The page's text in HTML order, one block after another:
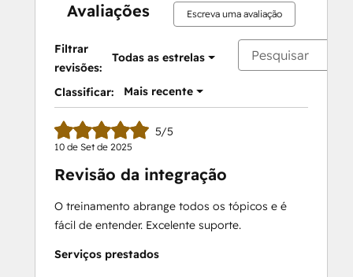
Avaliações Escreva uma avaliação
Filtrar
revisões:
Todas as estrelas
Classificar: Mais recente
5/5
10 de Set de 2025
Revisão da integração
O treinamento abrange todos os tópicos e é
fácil de entender. Excelente suporte.
Serviços prestados